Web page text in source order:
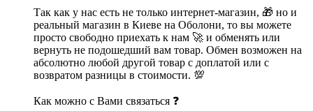
Так как у нас есть не только интернет-магазин, 🎁 но и
реальный магазин в Киеве на Оболони, то вы можете
просто свободно приехать к нам 🚀 и обменять или
вернуть не подошедший вам товар. Обмен возможен на
абсолютно любой другой товар с доплатой или с
возвратом разницы в стоимости. 💯
Как можно с Вами связаться ❓